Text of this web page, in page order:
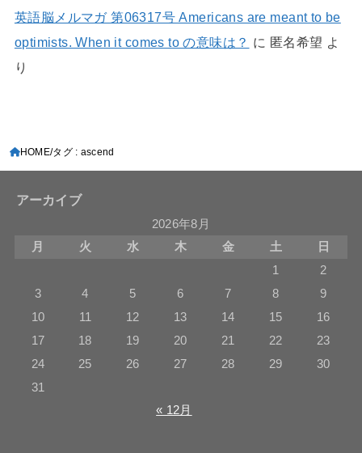
英語脳メルマガ 第06317号 Americans are meant to be
optimists. When it comes to の意味は？ に 匿名希望 よ
り
HOME タグ : ascend
アーカイブ
2026年8月
月
火 水 木 金 土
日
1
2
3
4 5 6 7 8
9
10
11 12 13 14 15
16
17
18 19 20 21 22
23
24
25 26 27 28 29
30
31
« 12月